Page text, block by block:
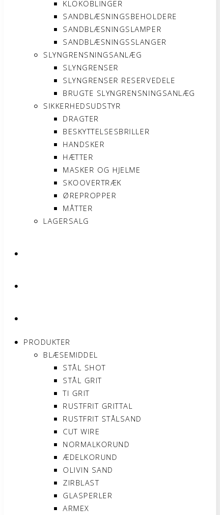
KLOKOBLINGER
SANDBLÆSNINGSBEHOLDERE
SANDBLÆSNINGSLAMPER
SANDBLÆSNINGSSLANGER
SLYNGRENSNINGSANLÆG
SLYNGRENSER
SLYNGRENSER RESERVEDELE
BRUGTE SLYNGRENSNINGSANLÆG
SIKKERHEDSUDSTYR
DRAGTER
BESKYTTELSESBRILLER
HANDSKER
HÆTTER
MASKER OG HJELME
SKOOVERTRÆK
ØREPROPPER
MÅTTER
LAGERSALG
PRODUKTER
BLÆSEMIDDEL
STÅL SHOT
STÅL GRIT
TI GRIT
RUSTFRIT GRITTAL
RUSTFRIT STÅLSAND
CUT WIRE
NORMALKORUND
ÆDELKORUND
OLIVIN SAND
ZIRBLAST
GLASPERLER
ARMEX